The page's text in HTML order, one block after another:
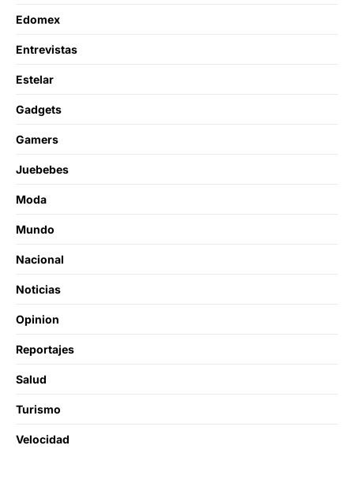
Edomex
Entrevistas
Estelar
Gadgets
Gamers
Juebebes
Moda
Mundo
Nacional
Noticias
Opinion
Reportajes
Salud
Turismo
Velocidad